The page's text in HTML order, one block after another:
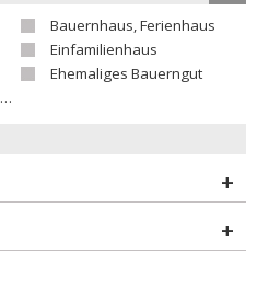
Bauernhaus, Ferienhaus
Einfamilienhaus
Ehemaliges Bauerngut